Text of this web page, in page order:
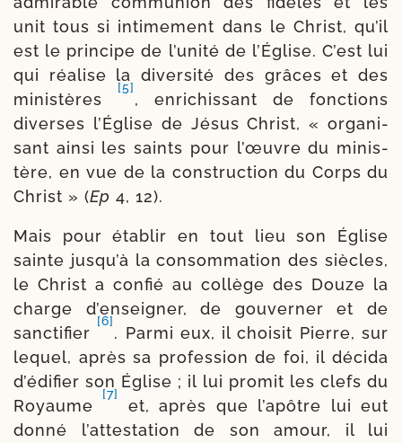
unit tous si inti­me­ment dans le Christ, qu’il
est le prin­cipe de l’unité de l’Église. C’est lui
qui réa­lise la diver­si­té des grâces et des
minis­tères
[5]
, enri­chis­sant de fonc­tions
diverses l’Église de Jésus Christ, « orga­ni­
sant ain­si les saints pour l’œuvre du minis­
tère, en vue de la construc­tion du Corps du
Christ » (Ep 4, 12).
Mais pour éta­blir en tout lieu son Église
sainte jusqu’à la consom­ma­tion des siècles,
le Christ a confié au col­lège des Douze la
charge d’enseigner, de gou­ver­ner et de
sanc­ti­fier
[6]
. Parmi eux, il choi­sit Pierre, sur
lequel, après sa pro­fes­sion de foi, il déci­da
d’édifier son Église ; il lui pro­mit les clefs du
Royaume
[7]
et, après que l’apôtre lui eut
don­né l’attestation de son amour, il lui